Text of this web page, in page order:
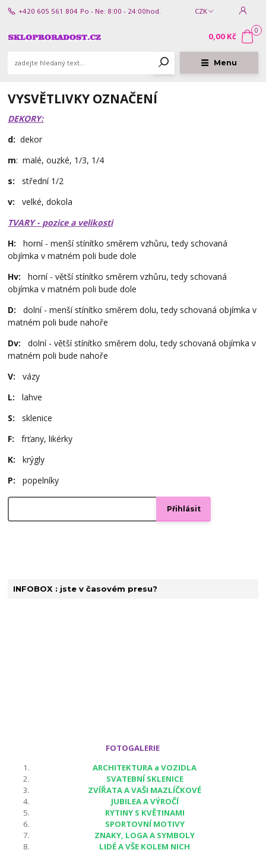
Menu
CZK
+420 605 561 804 Po - Ne: 8:00 - 24:00hod.
0
0,00 Kč
INFOBOX : jste v časovém presu?
FOTOGALERIE
ARCHITEKTURA a VOZIDLA
SVATEBNÍ SKLENICE
ZVÍŘATA A VAŠI MAZLÍČKOVÉ
JUBILEA A VÝROČÍ
RYTINY S KVĚTINAMI
SPORTOVNÍ MOTIVY
ZNAKY, LOGA A SYMBOLY
LIDÉ A VŠE KOLEM NICH
VYSVĚTLIVKY OZNAČENÍ
DEKORY:
d: dekor
m: malé, ouzké, 1/3, 1/4
s: střední 1/2
v:velké, dokola
TVARY - pozice a velikosti
H:
horní - menší stínítko směrem vzhůru, tedy schovaná
objímka v matném poli bude dole
Hv:
horní - větší stínítko směrem vzhůru, tedy schovaná
objímka v matném poli bude dole
D:
dolní - menší stínítko směrem dolu, tedy schovaná objímka v
matném poli bude nahoře
Dv:
dolní - větší stínítko směrem dolu, tedy schovaná objímka v
matném poli bude nahoře
V: vázy
L:
lahve
S: sklenice
F:
frťany, likérky
K:
krýgly
P: popelníky